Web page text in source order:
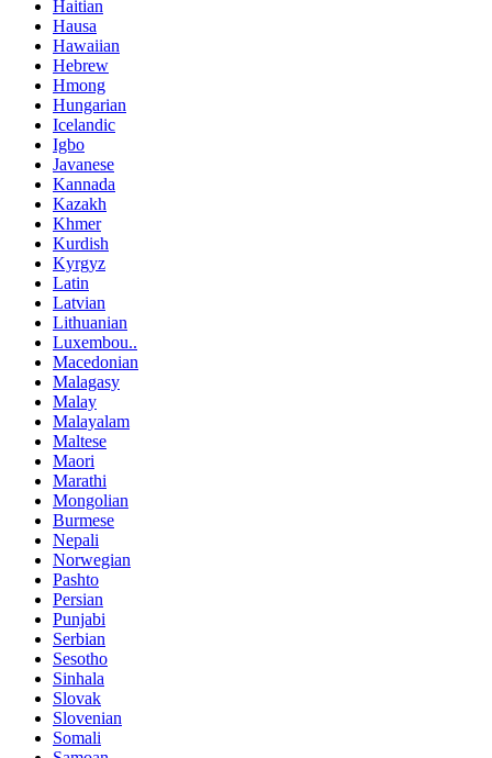
Haitian
Hausa
Hawaiian
Hebrew
Hmong
Hungarian
Icelandic
Igbo
Javanese
Kannada
Kazakh
Khmer
Kurdish
Kyrgyz
Latin
Latvian
Lithuanian
Luxembou..
Macedonian
Malagasy
Malay
Malayalam
Maltese
Maori
Marathi
Mongolian
Burmese
Nepali
Norwegian
Pashto
Persian
Punjabi
Serbian
Sesotho
Sinhala
Slovak
Slovenian
Somali